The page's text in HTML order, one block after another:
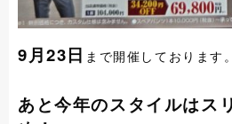
9月23日 まで開催しております。
あと今年のスタイルはス